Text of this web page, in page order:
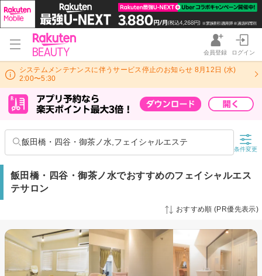
会員登録 ログイン
システムメンテナンスに伴うサービス停止のお知らせ 8月12日 (水)
2:00〜5:30
飯田橋・四谷・御茶ノ水,フェイシャルエステ
条件変更
飯田橋・四谷・御茶ノ水でおすすめのフェイシャルエス
テサロン
おすすめ順 (PR優先表示)